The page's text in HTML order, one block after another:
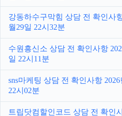
강동하수구막힘 상담 전 확인사
월29일 22시32분
수원흥신소 상담 전 확인사항
일 22시11분
sns마케팅 상담 전 확인사항 2026
22시02분
트립닷컴할인코드 상담 전 확인